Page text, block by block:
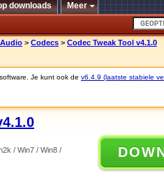
downloads Meer
> Codecs > Codec Tweak Tool v4.1.0
Je kunt ook de v6.4.9 (laatste stabiele
/ Win7 / Win8 /